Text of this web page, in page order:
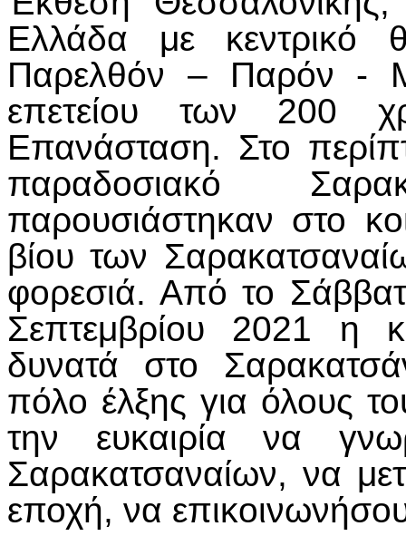
Ελλάδα με κεντρικό
Παρελθόν – Παρόν -
επετείου των 200
Επανάσταση. Στο
παραδοσιακό
παρουσιάστηκαν στο
βίου των
φορεσιά. Από το
Σεπτεμβρίου 2021 η
δυνατά στο
πόλο έλξης για όλους
την ευκαιρία να
Σαρακατσαναίων, να
εποχή, να